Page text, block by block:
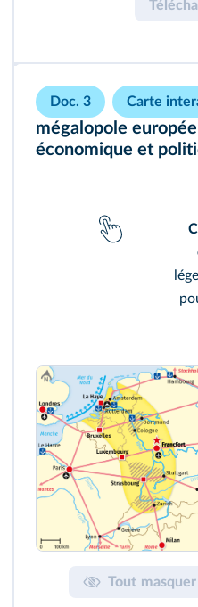
Doc. 3 Carte
mégalopole
économique et
Tout masquer